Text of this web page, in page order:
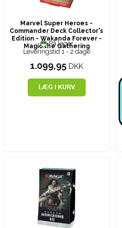
Marvel Super Heroes -
Commander Deck Collector's
Edition - Wakanda Forever -
Magic the Gathering
På lager
Leveringstid 1 - 2 dage
1.099,95 DKK